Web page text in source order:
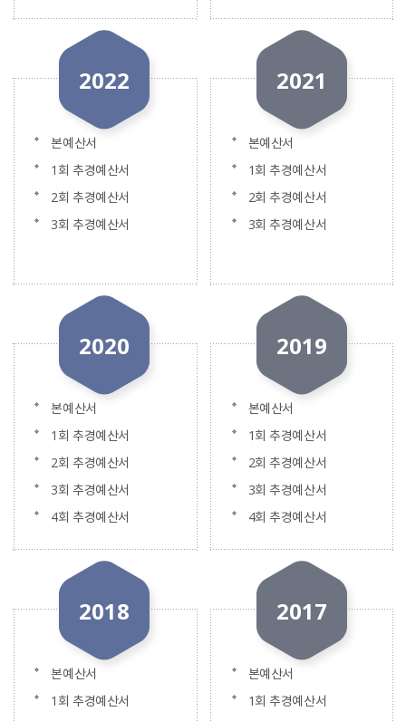
2022
본예산서
1회 추경예산서
2회 추경예산서
3회 추경예산서
2021
본예산서
1회 추경예산서
2회 추경예산서
3회 추경예산서
2020
본예산서
1회 추경예산서
2회 추경예산서
3회 추경예산서
4회 추경예산서
2019
본예산서
1회 추경예산서
2회 추경예산서
3회 추경예산서
4회 추경예산서
2018
본예산서
1회 추경예산서
2017
본예산서
1회 추경예산서